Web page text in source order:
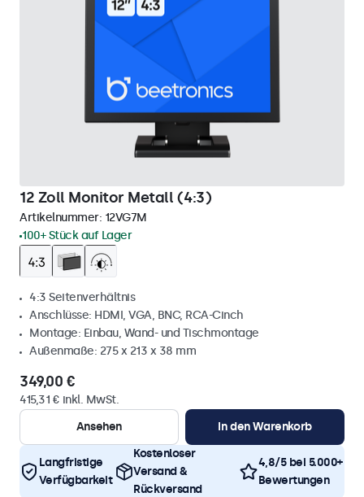
12 Zoll Monitor Metall (4:3)
Artikelnummer: 12VG7M
100+ Stück auf Lager
4:3 Seitenverhältnis
Anschlüsse: HDMI, VGA, BNC, RCA-Cinch
Montage: Einbau, Wand- und Tischmontage
Außenmaße: 275 x 213 x 38 mm
349,00 €
415,31 € inkl. MwSt.
Ansehen
In den Warenkorb
Langfristige
Verfügbarkeit
Kostenloser
Versand &
Rückversand
4,8/5 bei 5.000+
Bewertungen